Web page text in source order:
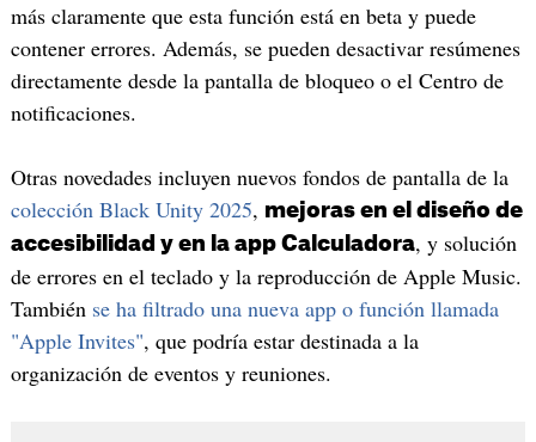
más claramente que esta función está en beta y puede
contener errores. Además, se pueden desactivar resúmenes
directamente desde la pantalla de bloqueo o el Centro de
notificaciones.
Otras novedades incluyen nuevos fondos de pantalla de la
colección Black Unity 2025, mejoras en el diseño de
accesibilidad y en la app Calculadora, y solución
de errores en el teclado y la reproducción de Apple Music.
También se ha filtrado una nueva app o función llamada
"Apple Invites", que podría estar destinada a la
organización de eventos y reuniones.